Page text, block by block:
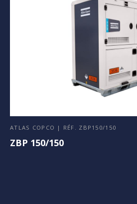
ATLAS COPCO | RÉF. ZBP150/150
ZBP 150/150